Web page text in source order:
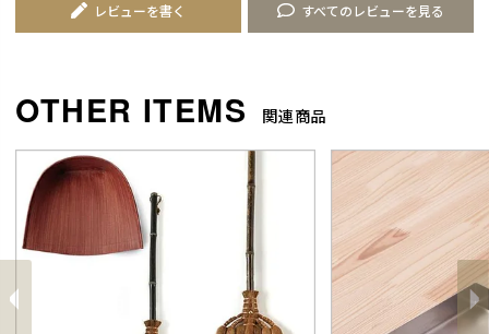
すべてのレビューを見る
レビューを書く
関連商品
前
へ 次
へ